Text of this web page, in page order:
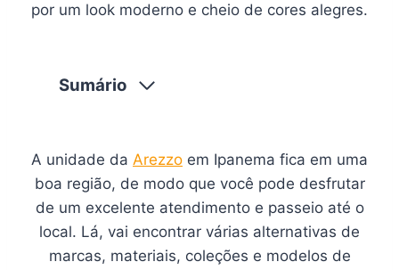
por um look moderno e cheio de cores alegres.
Sumário
A unidade da Arezzo em Ipanema fica em uma
boa região, de modo que você pode desfrutar
de um excelente atendimento e passeio até o
local. Lá, vai encontrar várias alternativas de
marcas, materiais, coleções e modelos de